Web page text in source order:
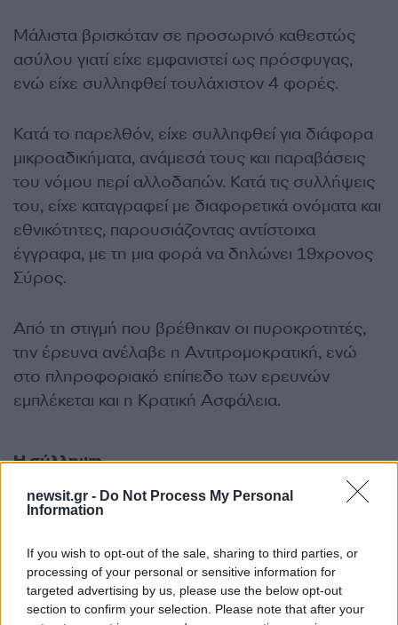
newsit.gr - Do Not Process My Personal
Information
If you wish to opt-out of the sale, sharing to third parties, or
processing of your personal or sensitive information for
targeted advertising by us, please use the below opt-out
section to confirm your selection. Please note that after your
Μάλιστα βρισκόταν σε προσωρινό καθεστώς
ασύλου γιατί είχε εμφανιστεί ως πρόσφυγας,
ενώ είχε συλληφθεί τουλάχιστον 4 φορές.
Κατά το παρελθόν, είχε συλληφθεί για διάφορα
μικροαδικήματα, ανάμεσά τους και παραβάσεις
του νόμου περί αλλοδαπών. Κατά τις συλλήψεις
του, είχε καταγραφεί με διαφορετικά ονόματα και
εθνικότητες, παρουσιάζοντας αντίστοιχα
έγγραφα, με τη μια φορά να δηλώνει 19χρονος
Σύρος.
Από τη στιγμή που βρέθηκαν οι πυροκροτητές,
την έρευνα ανέλαβε η Αντιτρομοκρατική, ενώ
στο πληροφοριακό επίπεδο των ερευνών
εμπλέκεται και η Κρατική Ασφάλεια.
Η σύλληψη
Ο νεαρός άνδρας συνελήφθη στον Λυκαβηττό.
κατάστημα και δεν δεχόταν να πληρώσει.
Κλήθηκε η αστυνομία και τον οδήγησε στο Α.Τ.
Εξαρχείων.